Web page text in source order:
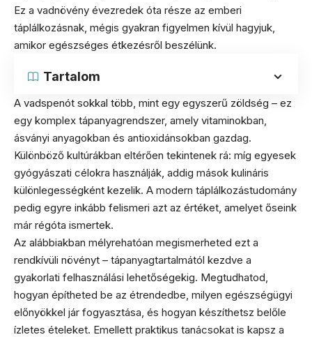
Ez a vadnövény évezredek óta része az emberi
táplálkozásnak, mégis gyakran figyelmen kívül hagyjuk,
amikor egészséges étkezésről beszélünk.
Tartalom
A vadspenót sokkal több, mint egy egyszerű zöldség – ez
egy komplex tápanyagrendszer, amely vitaminokban,
ásványi anyagokban és antioxidánsokban gazdag.
Különböző kultúrákban eltérően tekintenek rá: míg egyesek
gyógyászati célokra használják, addig mások kulináris
különlegességként kezelik. A modern táplálkozástudomány
pedig egyre inkább felismeri azt az értéket, amelyet őseink
már régóta ismertek.
Az alábbiakban mélyrehatóan megismerheted ezt a
rendkívüli növényt – tápanyagtartalmától kezdve a
gyakorlati felhasználási lehetőségekig. Megtudhatod,
hogyan építheted be az étrendedbe, milyen egészségügyi
előnyökkel jár fogyasztása, és hogyan készíthetsz belőle
ízletes ételeket. Emellett praktikus tanácsokat is kapsz a